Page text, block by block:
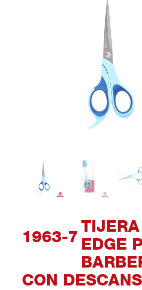
1963-7 EDGE
CON